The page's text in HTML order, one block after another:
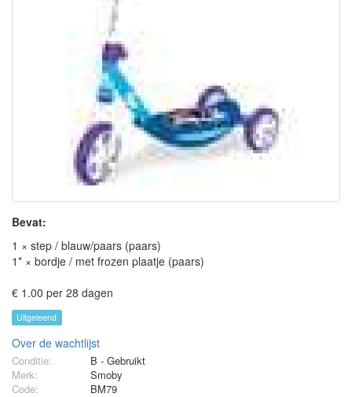
Bevat:
1 × step / blauw/paars (paars)
1* × bordje / met frozen plaatje (paars)
€ 1.00 per 28 dagen
Uitgeleend
Over de wachtlijst
Conditie:
B - Gebruikt
Merk:
Smoby
Code:
BM79